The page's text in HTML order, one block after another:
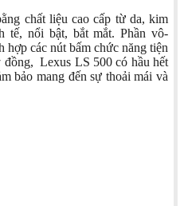
chất liệu cao cấp từ da, kim
tế, nổi bật, bắt mắt. Phần vô-
hợp các nút bấm chức năng tiện
đồng, Lexus LS 500 có hầu hết
bảo mang đến sự thoải mái và